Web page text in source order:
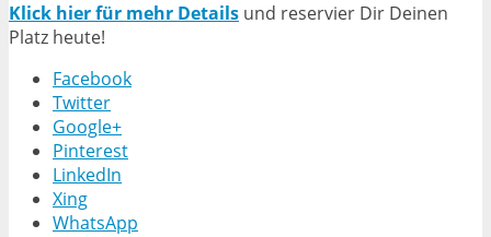
Klick hier für mehr Details und reservier Dir Deinen
Platz heute!
Facebook
Twitter
Google+
Pinterest
LinkedIn
Xing
WhatsApp